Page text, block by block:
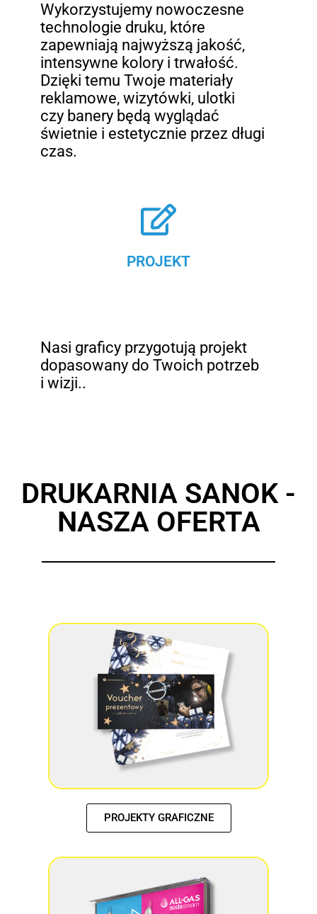
PROJEKT
Nasi graficy przygotują projekt
dopasowany do Twoich potrzeb
i wizji..
Wykorzystujemy nowoczesne
technologie druku, które
zapewniają najwyższą jakość,
intensywne kolory i trwałość.
Dzięki temu Twoje materiały
reklamowe, wizytówki, ulotki
czy banery będą wyglądać
świetnie i estetycznie przez długi
czas.
DRUKARNIA SANOK -
NASZA OFERTA
PROJEKTY GRAFICZNE